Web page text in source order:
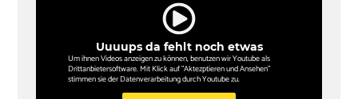
Uuuups da fehlt noch etwas
Um ihnen Videos anzeigen zu können, benutzen wir Youtube als
Drittanbietersoftware. Mit Klick auf "Aktezptieren und Ansehen"
stimmen sie der Datenverarbeitung durch Youtube zu.